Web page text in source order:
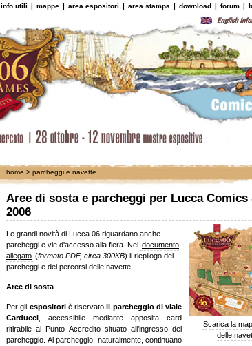
info utili | mappe | area espositori | area stampa | download | forum |
home > parcheggi e navette
Aree di sosta e parcheggi per Lucca Comics
2006
Scarica la
delle
Le grandi novità di Lucca 06 riguardano anche
parcheggi e vie d'accesso alla fiera. Nel documento
allegato (formato PDF, circa 300KB) il riepilogo dei
parcheggi e dei percorsi delle navette.
Aree di sosta
Per gli espositoriè riservatoil parcheggio di viale
Carducci , accessibile mediante apposita card
ritirabile al Punto Accredito situato all'ingresso del
parcheggio. Al parcheggio, naturalmente, continuano